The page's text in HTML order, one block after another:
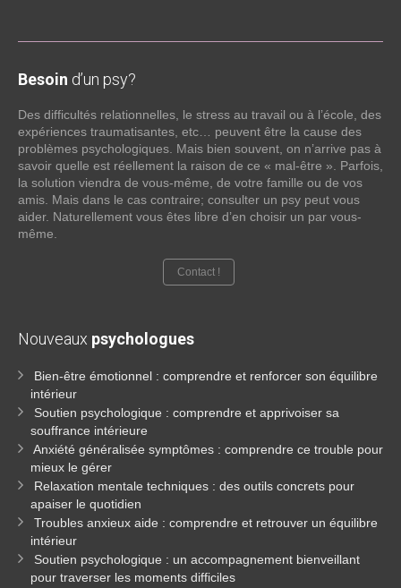
Besoin d’un psy?
Des difficultés relationnelles, le stress au travail ou à l’école, des
expériences traumatisantes, etc… peuvent être la cause des
problèmes psychologiques. Mais bien souvent, on n’arrive pas à
savoir quelle est réellement la raison de ce « mal-être ». Parfois,
la solution viendra de vous-même, de votre famille ou de vos
amis. Mais dans le cas contraire; consulter un psy peut vous
aider. Naturellement vous êtes libre d’en choisir un par vous-
même.
Contact !
Nouveaux psychologues
Bien-être émotionnel : comprendre et renforcer son équilibre
intérieur
Soutien psychologique : comprendre et apprivoiser sa
souffrance intérieure
Anxiété généralisée symptômes : comprendre ce trouble pour
mieux le gérer
Relaxation mentale techniques : des outils concrets pour
apaiser le quotidien
Troubles anxieux aide : comprendre et retrouver un équilibre
intérieur
Soutien psychologique : un accompagnement bienveillant
pour traverser les moments difficiles